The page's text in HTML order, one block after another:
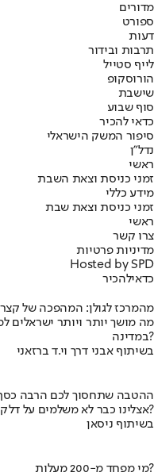
מדורים
ספורט
דעות
תרבות ובידור
לייף סטייל
הורוסקופ
שישבת
סוף שבוע
כדאי להכיר
סיפור המשק הישראלי
נדל"ן
ראשי
זמני כניסת וצאת השבת
מידע כללי
זמני כניסת וצאת שבת
ראשי
צרו קשר
מדיניות פרטיות
Hosted by SPD
כדאילהכיר
מהמרכז לגולן: המהפכה של
מה מושך יותר ויותר ישראלים
במדינה?
בשיתוף אבני דרך וי.ד ברזאני
ההטבה שתחסוך לכם הרבה
אצלינו כבר לא משלמים על דלק – ומה איתכם?
בשיתוף ניסאן
מי מפחד מ-200 מעלות?